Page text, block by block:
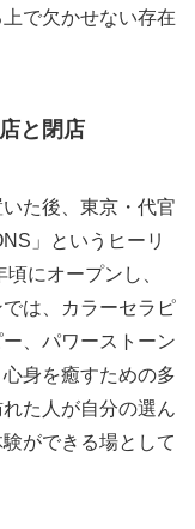
で欠かせない存在
と閉店
た後、東京・代官
」というヒーリ
にオープンし、
は、カラーセラピ
、パワーストーン
身を癒すための多
た人が自分の選ん
ができる場として